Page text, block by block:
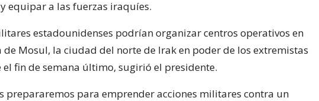
equipar a las fuerzas iraquíes.
estadounidenses podrían organizar centros operativos en
de Mosul, la ciudad del norte de Irak en poder de los extremistas
el fin de semana último, sugirió el presidente.
prepararemos para emprender acciones militares contra un